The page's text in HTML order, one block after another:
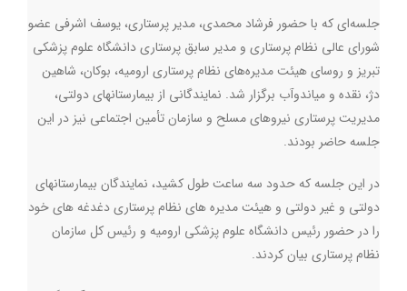
جلسه‌ای که با حضور فرشاد محمدی، مدیر پرستاری، یوسف اشرفی عضو
شورای عالی نظام پرستاری و مدیر سابق پرستاری دانشگاه علوم پزشکی
تبریز و روسای هیئت مدیره‌های نظام پرستاری ارومیه، بوکان، شاهین
دژ، نقده و میاندوآب برگزار شد. نمایندگانی از بیمارستانهای دولتی،
مدیریت پرستاری نیروهای مسلح و سازمان تأمین اجتماعی نیز در این
جلسه حاضر بودند.
در این جلسه که حدود سه ساعت طول کشید، نمایندگان بیمارستانهای
دولتی و غیر دولتی و هیئت مدیره های نظام پرستاری دغدغه های خود
را در حضور رئیس دانشگاه علوم پزشکی ارومیه و رئیس کل سازمان
نظام پرستاری بیان کردند.